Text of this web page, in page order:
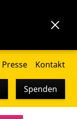
Presse Kontakt
Spenden